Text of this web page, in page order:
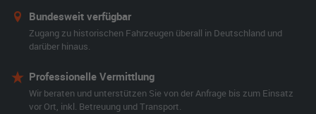
Bundesweit verfügbar
Zugang zu historischen Fahrzeugen überall in Deutschland und
darüber hinaus.
Professionelle Vermittlung
Wir beraten und unterstützen Sie von der Anfrage bis zum Einsatz
vor Ort, inkl. Betreuung und Transport.